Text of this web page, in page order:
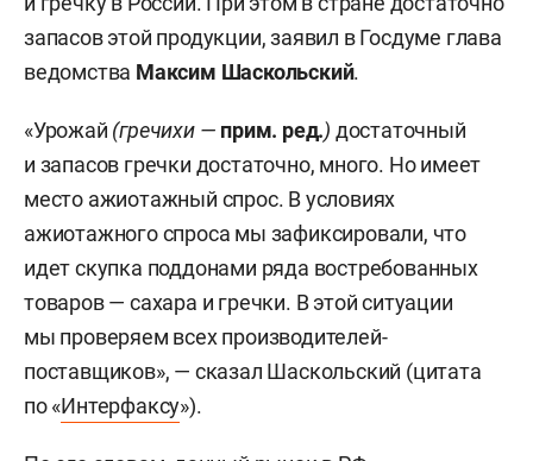
запасов этой продукции, заявил в Госдуме глава
ведомства Максим Шаскольский.
«Урожай (гречихи — прим. ред.) достаточный
и запасов гречки достаточно, много. Но имеет
место ажиотажный спрос. В условиях
ажиотажного спроса мы зафиксировали, что
идет скупка поддонами ряда востребованных
товаров — сахара и гречки. В этой ситуации
мы проверяем всех производителей-
поставщиков», — сказал Шаскольский (цитата
по «Интерфаксу»).